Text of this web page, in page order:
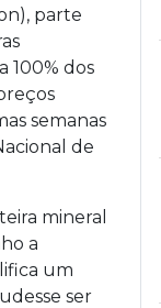
parte
100% dos
semanas
de
mineral
a
um
ser